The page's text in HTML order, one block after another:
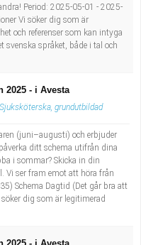
Period: 2025-05-01 - 2025-
Vi söker dig som är
och referenser som kan intyga
svenska språket, både i tal och
2025 - i Avesta
Sjuksköterska, grundutbildad
(juni–augusti) och erbjuder
ditt schema utifrån dina
i sommar? Skicka in din
Vi ser fram emot att höra från
Schema Dagtid (Det går bra att
dig som är legitimerad